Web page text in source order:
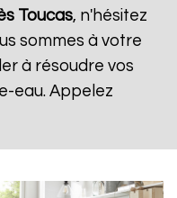
Toucas, n'hésitez
sommes à votre
à résoudre vos
eau. Appelez